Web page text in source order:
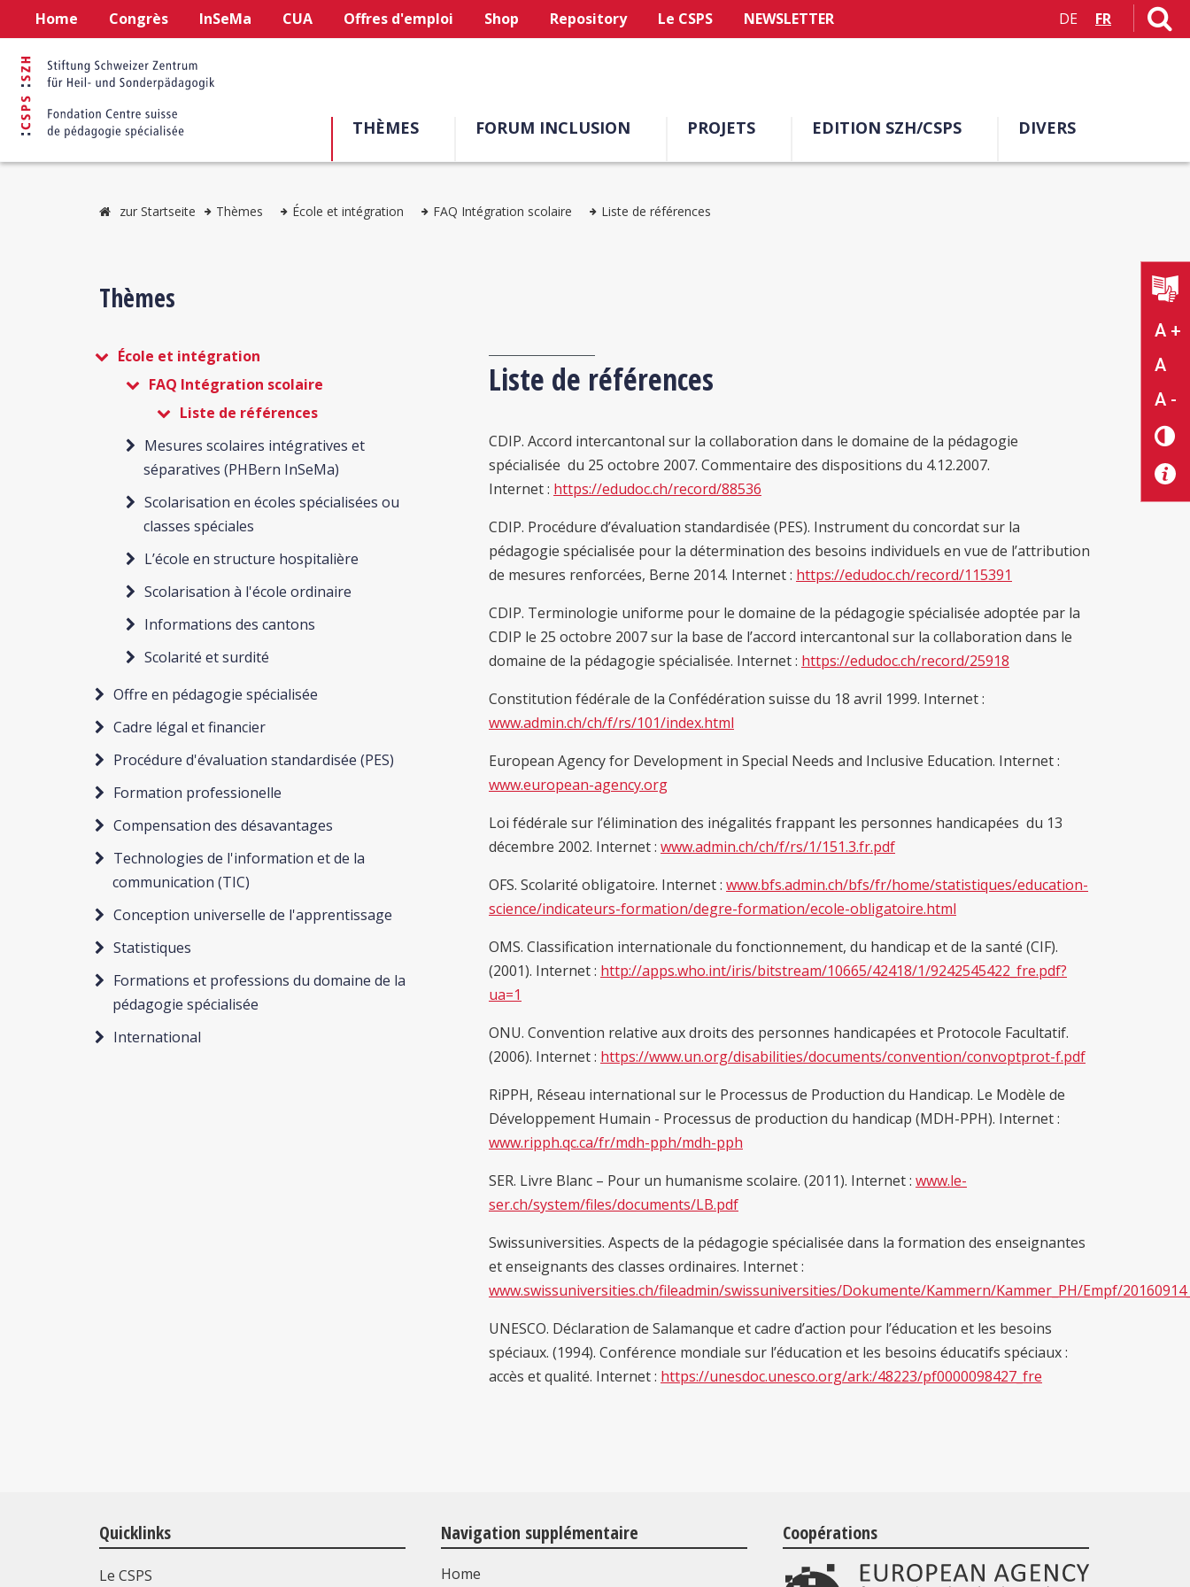
Home Congrès InSeMa CUA Offres d'emploi Shop Repository Le CSPS NEWSLETTER DE FR
THÈMES FORUM INCLUSION PROJETS EDITION SZH/CSPS DIVERS
A +
A
A -
zur Startseite Thèmes École et intégration FAQ Intégration scolaire Liste de références
Thèmes
École et intégration
FAQ Intégration scolaire
Liste de références
Mesures scolaires intégratives et
séparatives (PHBern InSeMa)
Scolarisation en écoles spécialisées ou
classes spéciales
L’école en structure hospitalière
Scolarisation à l'école ordinaire
Informations des cantons
Scolarité et surdité
Offre en pédagogie spécialisée
Cadre légal et financier
Procédure d'évaluation standardisée (PES)
Formation professionelle
Compensation des désavantages
Technologies de l'information et de la
communication (TIC)
Conception universelle de l'apprentissage
Statistiques
Formations et professions du domaine de la
pédagogie spécialisée
International
Liste de références
CDIP. Accord intercantonal sur la collaboration dans le domaine de la pédagogie
spécialisée du 25 octobre 2007. Commentaire des dispositions du 4.12.2007.
Internet : https://edudoc.ch/record/88536
CDIP. Procédure d’évaluation standardisée (PES). Instrument du concordat sur la
pédagogie spécialisée pour la détermination des besoins individuels en vue de l’attribution
de mesures renforcées, Berne 2014. Internet : https://edudoc.ch/record/115391
CDIP. Terminologie uniforme pour le domaine de la pédagogie spécialisée adoptée par la
CDIP le 25 octobre 2007 sur la base de l’accord intercantonal sur la collaboration dans le
domaine de la pédagogie spécialisée. Internet : https://edudoc.ch/record/25918
Constitution fédérale de la Confédération suisse du 18 avril 1999. Internet :
www.admin.ch/ch/f/rs/101/index.html
European Agency for Development in Special Needs and Inclusive Education. Internet :
www.european-agency.org
Loi fédérale sur l’élimination des inégalités frappant les personnes handicapées du 13
décembre 2002. Internet : www.admin.ch/ch/f/rs/1/151.3.fr.pdf
OFS. Scolarité obligatoire. Internet : www.bfs.admin.ch/bfs/fr/home/statistiques/education-
science/indicateurs-formation/degre-formation/ecole-obligatoire.html
OMS. Classification internationale du fonctionnement, du handicap et de la santé (CIF).
(2001). Internet : http://apps.who.int/iris/bitstream/10665/42418/1/9242545422_fre.pdf?
ua=1
ONU. Convention relative aux droits des personnes handicapées et Protocole Facultatif.
(2006). Internet : https://www.un.org/disabilities/documents/convention/convoptprot-f.pdf
RiPPH, Réseau international sur le Processus de Production du Handicap. Le Modèle de
Développement Humain - Processus de production du handicap (MDH-PPH). Internet :
www.ripph.qc.ca/fr/mdh-pph/mdh-pph
SER. Livre Blanc – Pour un humanisme scolaire. (2011). Internet : www.le-
ser.ch/system/files/documents/LB.pdf
Swissuniversities. Aspects de la pédagogie spécialisée dans la formation des enseignantes
et enseignants des classes ordinaires. Internet :
www.swissuniversities.ch/fileadmin/swissuniversities/Dokumente/Kammern/Kammer_PH/Empf/
UNESCO. Déclaration de Salamanque et cadre d’action pour l’éducation et les besoins
spéciaux. (1994). Conférence mondiale sur l’éducation et les besoins éducatifs spéciaux :
accès et qualité. Internet : https://unesdoc.unesco.org/ark:/48223/pf0000098427_fre
Quicklinks
Le CSPS
Navigation supplémentaire
Home
Coopérations